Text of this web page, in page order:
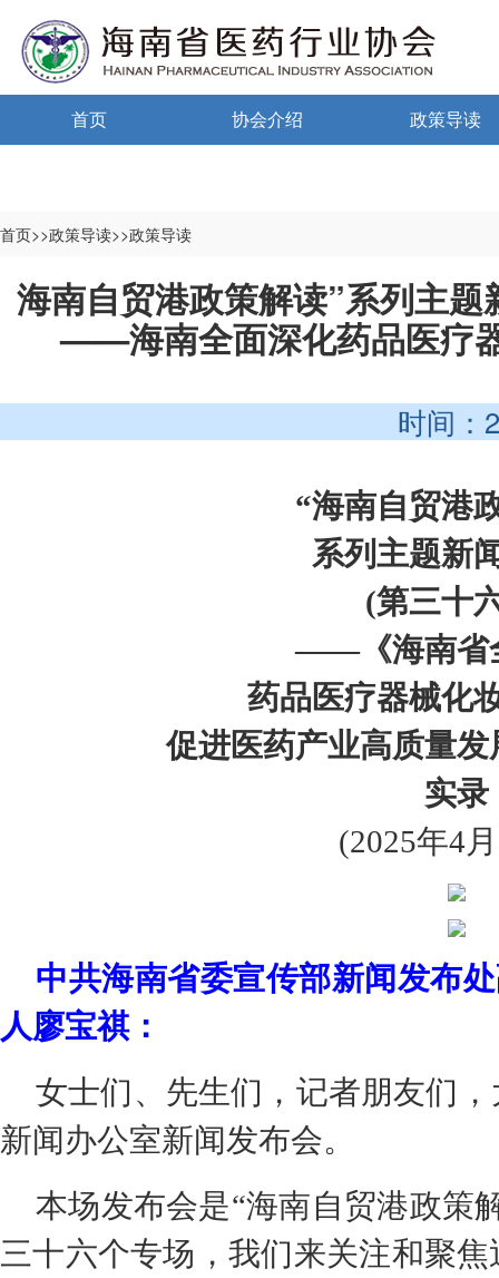
首页 协会介绍
自律宣言
道德准则
调解规则
政策导读
中小微海南政
首页>>政策导读>>政策导读
海南自贸港政策解读”系列主
——海南全面深化药品医疗
时间：
“海南自贸港
系列主题新
(第三十
——《海南省
药品医疗器械化
促进医药产业高质量
实录
(2025年4
中共海南省委宣传部新闻发布
人廖宝祺：
女士们、先生们，记者朋友们
新闻办公室新闻发布会。
本场发布会是“海南自贸港政策
三十六个专场，我们来关注和聚